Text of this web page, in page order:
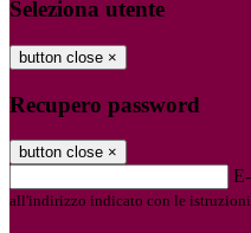
Seleziona utente
button close ×
Recupero password
button close ×
all'indirizzo indicato con le istruzioni